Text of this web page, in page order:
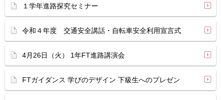
１学年進路探究セミナー
令和４年度 交通安全講話・自転車安全利用宣言式
4月26日（火） 1年FT進路講演会
FTガイダンス 学びのデザイン 下級生へのプレゼン